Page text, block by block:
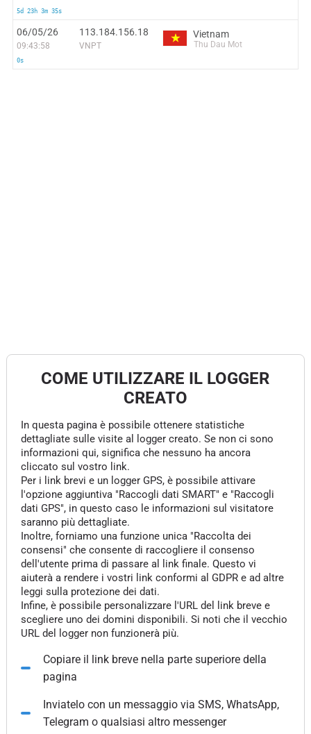
5d 23h 3m 35s
06/05/26
09:43:58
0s
113.184.156.18
VNPT
Vietnam
Thu Dau Mot
COME UTILIZZARE IL LOGGER
CREATO
In questa pagina è possibile ottenere statistiche
dettagliate sulle visite al logger creato. Se non ci sono
informazioni qui, significa che nessuno ha ancora
cliccato sul vostro link.
Per i link brevi e un logger GPS, è possibile attivare
l'opzione aggiuntiva "Raccogli dati SMART" e "Raccogli
dati GPS", in questo caso le informazioni sul visitatore
saranno più dettagliate.
Inoltre, forniamo una funzione unica "Raccolta dei
consensi" che consente di raccogliere il consenso
dell'utente prima di passare al link finale. Questo vi
aiuterà a rendere i vostri link conformi al GDPR e ad altre
leggi sulla protezione dei dati.
Infine, è possibile personalizzare l'URL del link breve e
scegliere uno dei domini disponibili. Si noti che il vecchio
URL del logger non funzionerà più.
Copiare il link breve nella parte superiore della
pagina
Inviatelo con un messaggio via SMS, WhatsApp,
Telegram o qualsiasi altro messenger